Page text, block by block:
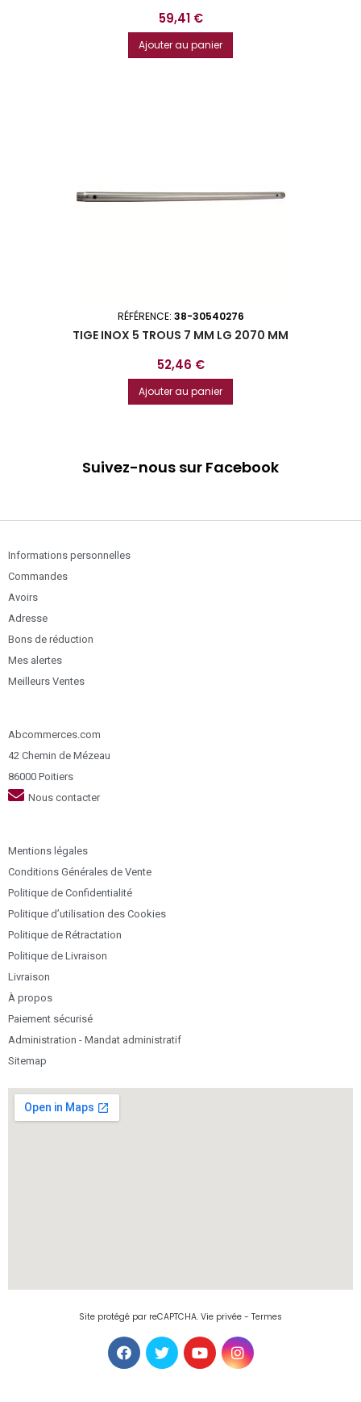
Prix
59,41 €
Ajouter au panier
RÉFÉRENCE: 38-30540276
TIGE INOX 5 TROUS 7 MM LG 2070 MM
Prix
52,46 €
Ajouter au panier
Suivez-nous sur Facebook
Informations personnelles
Commandes
Avoirs
Adresse
Bons de réduction
Mes alertes
Meilleurs Ventes
Abcommerces.com
42 Chemin de Mézeau
86000 Poitiers
Nous contacter
Mentions légales
Conditions Générales de Vente
Politique de Confidentialité
Politique d’utilisation des Cookies
Politique de Rétractation
Politique de Livraison
Livraison
À propos
Paiement sécurisé
Administration - Mandat administratif
Sitemap
Site protégé par reCAPTCHA. Vie privée - Termes